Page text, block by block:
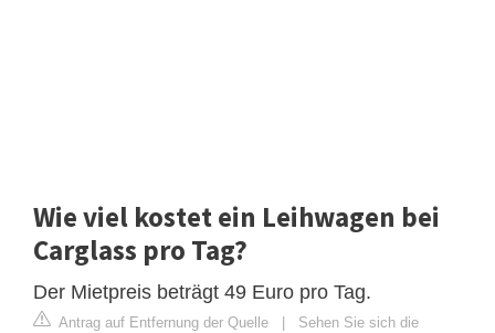
Wie viel kostet ein Leihwagen bei
Carglass pro Tag?
Der Mietpreis beträgt 49 Euro pro Tag.
Antrag auf Entfernung der Quelle
Sehen Sie sich die